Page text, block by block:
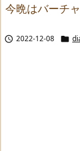
今晩はバーチ
 2022-12-08 